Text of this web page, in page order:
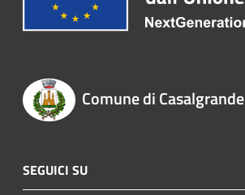
Comune di Casalgrande
SEGUICI SU